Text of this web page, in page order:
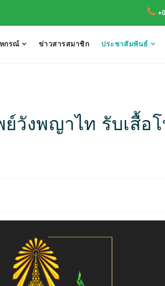
กรณ์ ข่าวสารสมาชิก ประชาสัมพันธ์
วังพญาไท รับเสื้อ